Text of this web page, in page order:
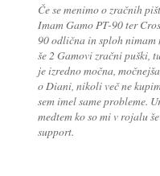
Če se menimo o zračnih
Imam Gamo PT-90 ter
90 odlična in sploh
še 2 Gamovi zračni puški,
je izredno močna,
o Diani, nikoli več ne
sem imel same probleme.
medtem ko so mi v rojalu
support.